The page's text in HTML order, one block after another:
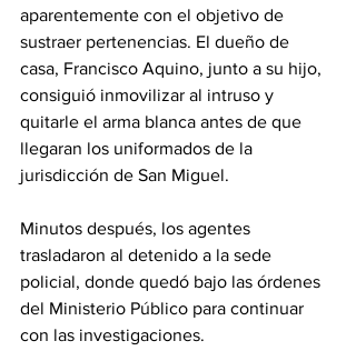
aparentemente con el objetivo de
sustraer pertenencias. El dueño de
casa, Francisco Aquino, junto a su hijo,
consiguió inmovilizar al intruso y
quitarle el arma blanca antes de que
llegaran los uniformados de la
jurisdicción de San Miguel.
Minutos después, los agentes
trasladaron al detenido a la sede
policial, donde quedó bajo las órdenes
del Ministerio Público para continuar
con las investigaciones.